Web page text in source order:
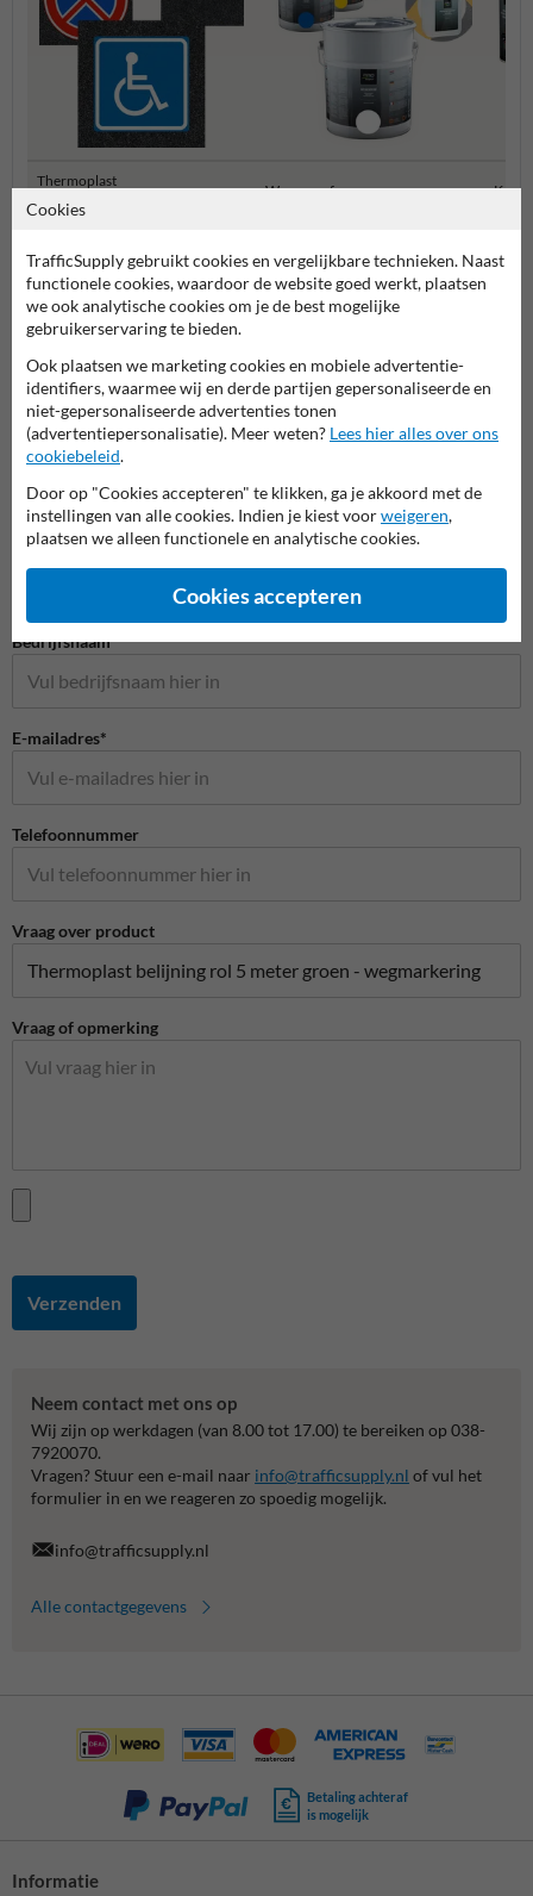
Thermoplast
Wegenverf
Wegmarkering doe-het-zelf
Stel je vraag aan Wegmarkering.nl
Naam*
Bedrijfsnaam
E-mailadres*
Telefoonnummer
Vraag over product
Vraag of opmerking
Verzenden
Neem contact met ons op
Wij zijn op werkdagen (van 8.00 tot 17.00) te bereiken op 038-
7920070.
Vragen? Stuur een e-mail naar info@trafficsupply.nl of vul het
formulier in en we reageren zo spoedig mogelijk.
info@trafficsupply.nl
Alle contactgegevens
Betaling achteraf
is mogelijk
Informatie
Cookies
TrafficSupply gebruikt cookies en vergelijkbare technieken. Naast
functionele cookies, waardoor de website goed werkt, plaatsen
we ook analytische cookies om je de best mogelijke
gebruikerservaring te bieden.
Ook plaatsen we marketing cookies en mobiele advertentie-
identifiers, waarmee wij en derde partijen gepersonaliseerde en
niet-gepersonaliseerde advertenties tonen
(advertentiepersonalisatie). Meer weten? Lees hier alles over ons
cookiebeleid.
Door op "Cookies accepteren" te klikken, ga je akkoord met de
instellingen van alle cookies. Indien je kiest voorweigeren,
plaatsen we alleen functionele en analytische cookies.
Cookies accepteren